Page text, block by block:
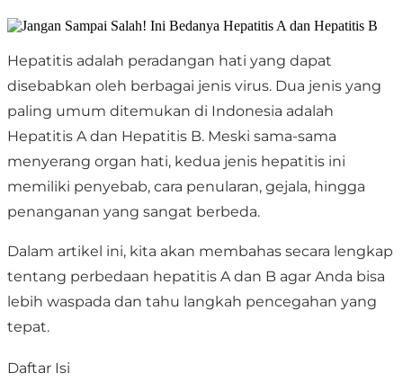
Hepatitis adalah peradangan hati yang dapat
disebabkan oleh berbagai jenis virus. Dua jenis yang
paling umum ditemukan di Indonesia adalah
Hepatitis Adan Hepatitis B. Meski sama-sama
menyerang organ hati, kedua jenis hepatitis ini
memiliki penyebab, cara penularan, gejala, hingga
penanganan yang sangat berbeda.
Dalam artikel ini, kita akan membahas secara lengkap
tentang perbedaan hepatitis A dan B agar Anda bisa
lebih waspada dan tahu langkah pencegahan yang
tepat.
Daftar Isi